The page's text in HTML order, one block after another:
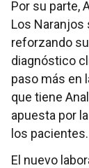
Por su parte,
Los Naranjos
reforzando
diagnóstico
paso más en
que tiene
apuesta por
los pacientes.
El nuevo